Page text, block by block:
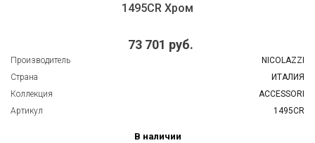
1495CR Хром
73 701 руб.
Производитель
NICOLAZZI
Страна
ИТАЛИЯ
Коллекция
ACCESSORI
Артикул
1495CR
В наличии